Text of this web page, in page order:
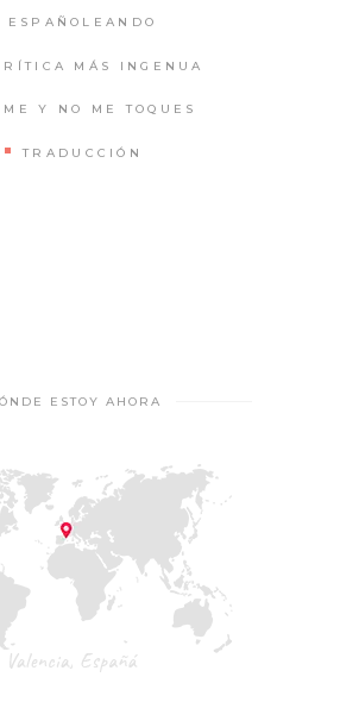
ESPAÑOLEANDO
MÁS INGENUA
Y NO ME TOQUES
TRADUCCIÓN
ESTOY AHORA